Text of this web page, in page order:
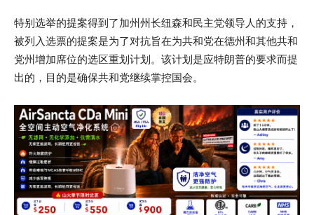
特别选举的提案得到了加州州长纽森和民主党领导人的支持，
被列入选票的提案是为了对抗旨在为共和党在德州和其他共和
党州增加席位的选区重划计划。该计划是应特朗普的要求而提
出的，目的是确保共和党继续掌控国会。